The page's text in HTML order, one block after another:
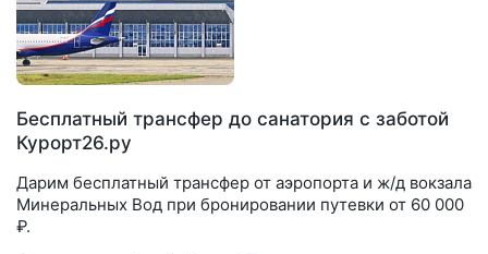
Бесплатный трансфер до санатория с заботой
Курорт26.ру
Дарим бесплатный трансфер от аэропорта и ж/д вокзала
Минеральных Вод при бронировании путевки от 60 000
₽.